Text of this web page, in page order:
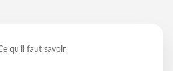
qu’il faut savoir